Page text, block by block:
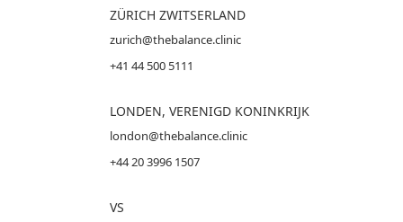
ZÜRICH ZWITSERLAND
zurich@thebalance.clinic
+41 44 500 5111
LONDEN, VERENIGD KONINKRIJK
london@thebalance.clinic
+44 20 3996 1507
VS